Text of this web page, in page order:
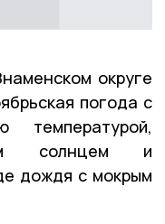
округе
погода с
температурой,
солнцем и
дождя с мокрым